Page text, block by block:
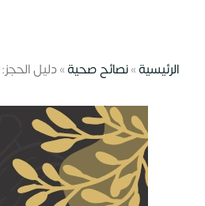
الرئيسية»نصائح صحية»دليل